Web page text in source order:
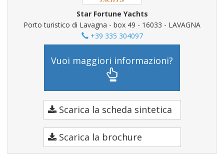
Star Fortune Yachts
Porto turistico di Lavagna - box 49 - 16033 - LAVAGNA
+39 335 304097
Vuoi maggiori informazioni?
Scarica la scheda sintetica
Scarica la brochure